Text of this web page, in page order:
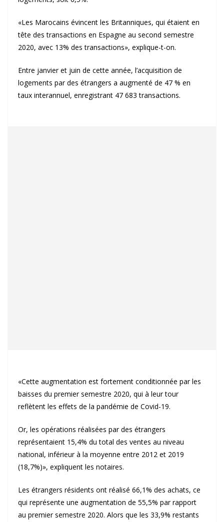
«Les Marocains évincent les Britanniques, qui étaient en
tête des transactions en Espagne au second semestre
2020, avec 13% des transactions», explique-t-on.
Entre janvier et juin de cette année, l’acquisition de
logements par des étrangers a augmenté de 47 % en
taux interannuel, enregistrant 47 683 transactions.
«Cette augmentation est fortement conditionnée par les
baisses du premier semestre 2020, qui à leur tour
reflètent les effets de la pandémie de Covid-19.
Or, les opérations réalisées par des étrangers
représentaient 15,4% du total des ventes au niveau
national, inférieur à la moyenne entre 2012 et 2019
(18,7%)», expliquent les notaires.
Les étrangers résidents ont réalisé 66,1% des achats, ce
qui représente une augmentation de 55,5% par rapport
au premier semestre 2020. Alors que les 33,9% restants